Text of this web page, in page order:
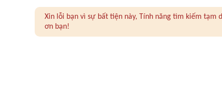
Xin lỗi bạn vì sự bất tiện này, Tính năng tìm kiếm
ơn bạn!